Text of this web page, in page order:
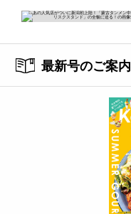
最新号のご案内